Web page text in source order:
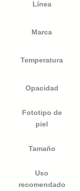
Línea
Marca
Temperatura
Opacidad
Fototipo de
piel
Tamaño
Uso
recomendado